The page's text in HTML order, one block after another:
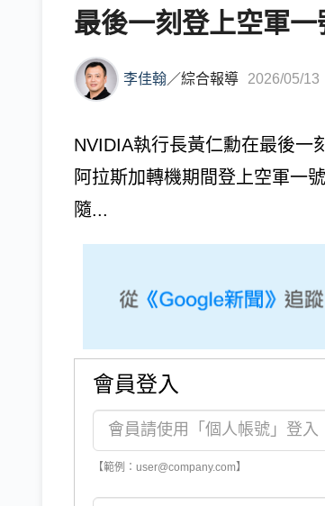
最後一刻登上空軍
李佳翰／綜合報導 2026/05/13
NVIDIA執行長黃仁勳在最後一
阿拉斯加轉機期間登上空軍一
隨...
會員登入
【範例：user@company.com】